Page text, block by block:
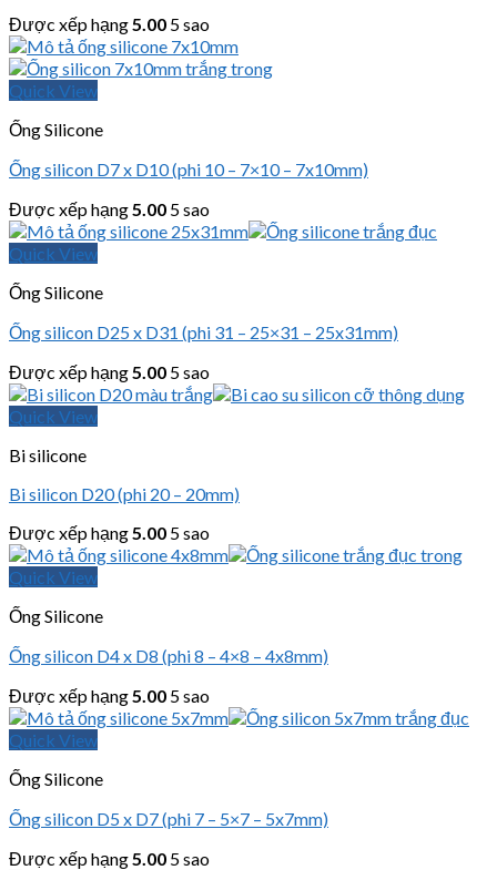
Được xếp hạng 5.00 5 sao
Quick View
Ống Silicone
Ống silicon D7 x D10 (phi 10 – 7×10 – 7x10mm)
Được xếp hạng 5.00 5 sao
Quick View
Ống Silicone
Ống silicon D25 x D31 (phi 31 – 25×31 – 25x31mm)
Được xếp hạng 5.00 5 sao
Quick View
Bi silicone
Bi silicon D20 (phi 20 – 20mm)
Được xếp hạng 5.00 5 sao
Quick View
Ống Silicone
Ống silicon D4 x D8 (phi 8 – 4×8 – 4x8mm)
Được xếp hạng 5.00 5 sao
Quick View
Ống Silicone
Ống silicon D5 x D7 (phi 7 – 5×7 – 5x7mm)
Được xếp hạng 5.00 5 sao